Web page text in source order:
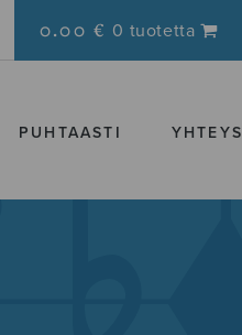
0.00 € 0 tuotetta
PUHTAASTI YHTEYS